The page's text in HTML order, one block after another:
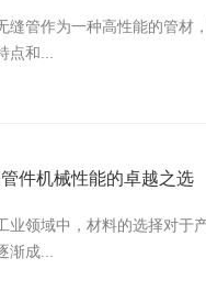
缝管作为一种高性能的管材
点和...
件机械性能的卓越之选
业领域中，材料的选择对于
渐成...